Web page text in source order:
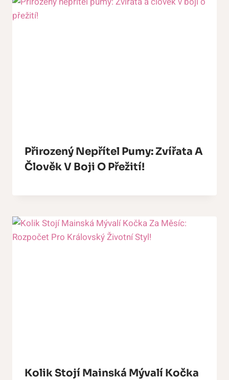
Přirozený Nepřítel Pumy: Zvířata A
Člověk V Boji O Přežití!
Kolik Stojí Mainská Mývalí Kočka